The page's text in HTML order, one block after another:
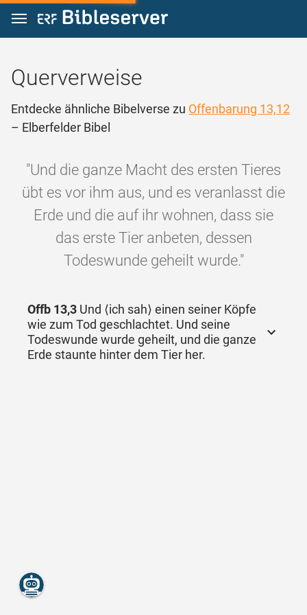
Zum Inhalt springen
Querverweise
Entdecke ähnliche Bibelverse zu Offenbarung 13,12
– Elberfelder Bibel
"Und die ganze Macht des ersten Tieres
übt es vor ihm aus, und es veranlasst die
Erde und die auf ihr wohnen, dass sie
das erste Tier anbeten, dessen
Todeswunde geheilt wurde."
Offb 13,3 Und ⟨ich sah⟩ einen seiner Köpfe
wie zum Tod geschlachtet. Und seine
Todeswunde wurde geheilt, und die ganze
Erde staunte hinter dem Tier her.